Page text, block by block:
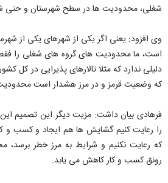
شغلی، محدودیت ها در سطح شهرستان و حتی
وی افزود: یعنی اگر یکی از شهرهای یکی از
است، ما محدودیت های گروه های شغلی را
دلیلی ندارد که مثلا تالارهای پذیرایی در کل
که وضعیت قرمز و در مرز هشدار است
فرهادی بیان داشت: مزیت دیگر این تصمیم
را رعایت کنیم گشایش ها هم ایجاد و کسب و
که رعایت نکنیم و شرایط به مرز خطر
رونق کسب و کار کاهش می یابد.